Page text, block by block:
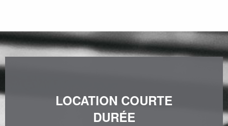
LOCATION COURTE
DURÉE